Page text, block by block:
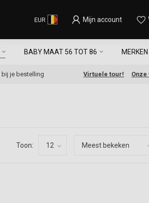
EUR Mijn account
BABY MAAT 56 TOT 86 MERKEN
bij je bestelling Virtuele tour! Onze
Toon: